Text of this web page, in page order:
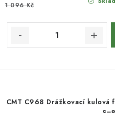
1 096 Kč
CMT C968 Drážkovací kulová